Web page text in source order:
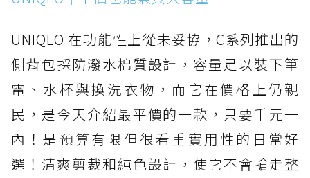
UNIQLO 在功能性上從未妥協，C系列推出的
側背包採防潑水棉質設計，容量足以裝下筆
電、水杯與換洗衣物，而它在價格上仍親
民，是今天介紹最平價的一款，只要千元一
內！是預算有限但很看重實用性的日常好
選！清爽剪裁和純色設計，使它不會搶走整